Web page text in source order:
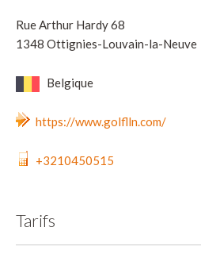
Rue Arthur Hardy 68
1348 Ottignies-Louvain-la-Neuve
Belgique
https://www.golflln.com/
+3210450515
Tarifs